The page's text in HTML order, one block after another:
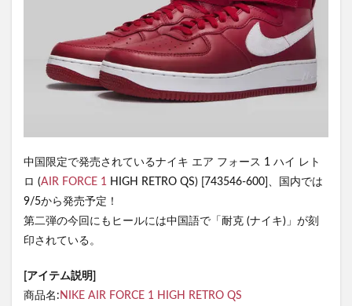
中国限定で発売されているナイキ エア フォース 1 ハイ レト
ロ (AIR FORCE 1 HIGH RETRO QS) [743546-600]、国内では
9/5から発売予定！
第二弾の今回にもヒールには中国語で「耐克 (ナイキ)」が刻
印されている。
[アイテム説明]
商品名: NIKE AIR FORCE 1 HIGH RETRO QS